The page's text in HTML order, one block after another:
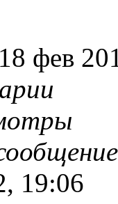
фев
19:06